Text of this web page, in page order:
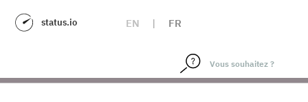
status.io EN | FR